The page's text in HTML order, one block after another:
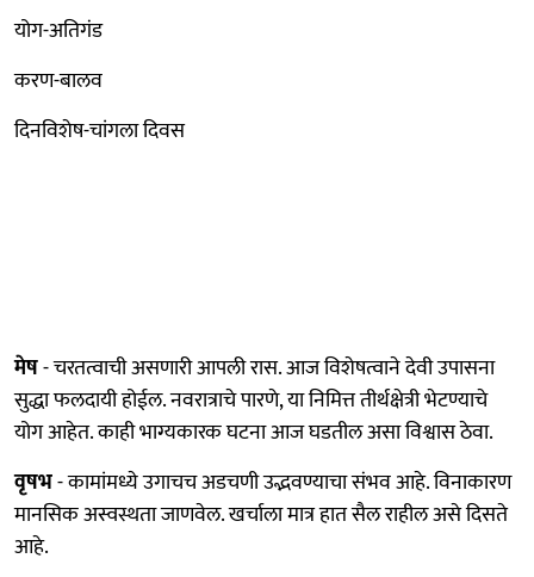
योग-अतिगंड
करण-बालव
दिनविशेष-चांगला दिवस
मेष- चरतत्वाची असणारी आपली रास. आज विशेषत्वाने देवी उपासना
सुद्धा फलदायी होईल. नवरात्राचे पारणे, या निमित्त तीर्थक्षेत्री भेटण्याचे
योग आहेत. काही भाग्यकारक घटना आज घडतील असा विश्वास ठेवा.
वृषभ- कामांमध्ये उगाचच अडचणी उद्भवण्याचा संभव आहे. विनाकारण
मानसिक अस्वस्थता जाणवेल. खर्चाला मात्र हात सैल राहील असे दिसते
आहे.